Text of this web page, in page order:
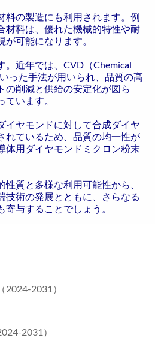
料の製造にも利用されます。例
材料は、優れた機械的特性や耐
可能になります。
近年では、CVD（Chemical
った手法が用いられ、品質の高
の削減と供給の安定化が図ら
います。
イヤモンドに対して合成ダイヤ
れているため、品質の均一性が
体用ダイヤモンドミクロン粉末
質と多様な利用可能性から、
技術の発展とともに、さらなる
与することでしょう。
2031）
2031）